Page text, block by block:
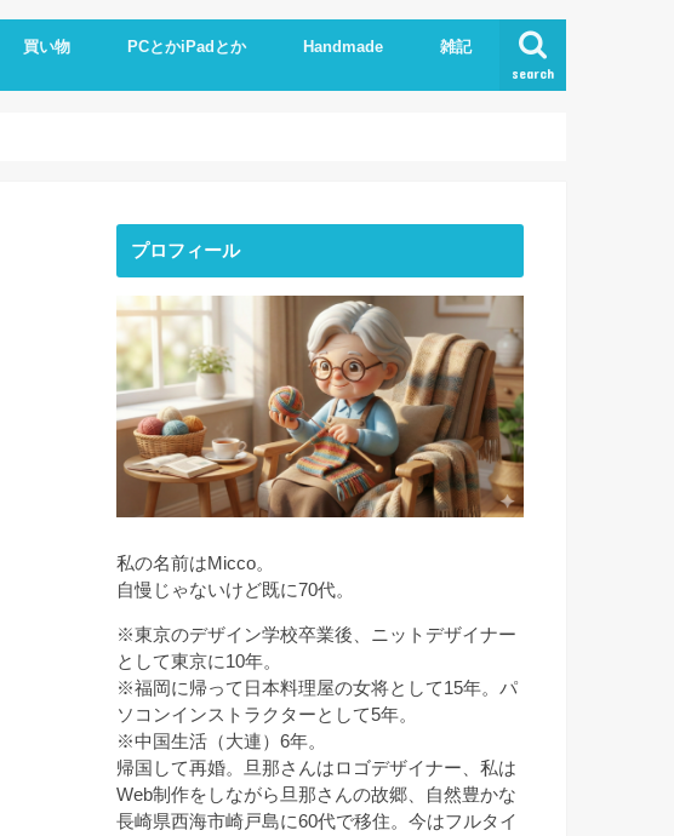
search
買い物
海外通販
PCとかiPadとか
iPhone
ipad
Excel.Word
AI
Handmade
Knit
ストーンアート
服作り
雑記
読書
プロフィール
私の名前はMicco。
自慢じゃないけど既に70代。
※東京のデザイン学校卒業後、ニットデザイナー
として東京に10年。
※福岡に帰って日本料理屋の女将として15年。パ
ソコンインストラクターとして5年。
※中国生活（大連）6年。
帰国して再婚。旦那さんはロゴデザイナー、私は
Web制作をしながら旦那さんの故郷、自然豊かな
長崎県西海市崎戸島に60代で移住。今はフルタイ